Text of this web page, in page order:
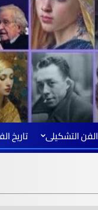
الفن التشكيلى تاريخ